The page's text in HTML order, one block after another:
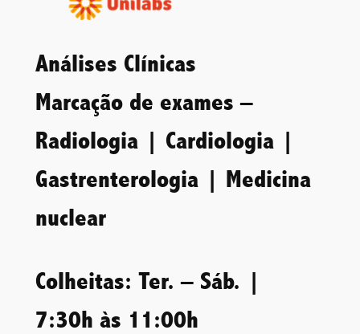
Análises Clínicas
Marcação de exames –
Radiologia | Cardiologia |
Gastrenterologia | Medicina
nuclear
Colheitas: Ter. – Sáb. |
7:30h às 11:00h